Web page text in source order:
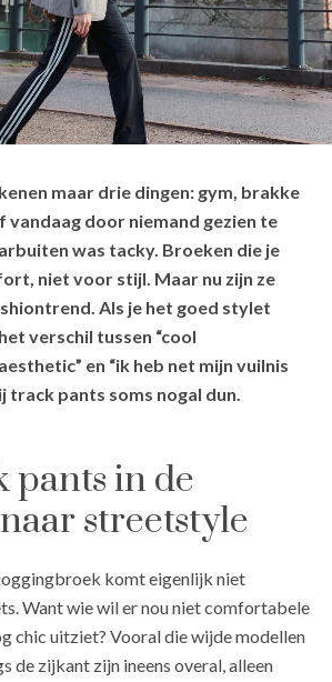
maar drie dingen: gym, brakke
vandaag door niemand gezien te
was tacky. Broeken die je
niet voor stijl. Maar nu zijn ze
Als je het goed stylet
verschil tussen “cool
en “ik heb net mijn vuilnis
track pants soms nogal dun.
pants in de
streetstyle
komt eigenlijk niet
Want wie wil er nou niet comfortabele
chic uitziet? Vooral die wijde modellen
de zijkant zijn ineens overal, alleen